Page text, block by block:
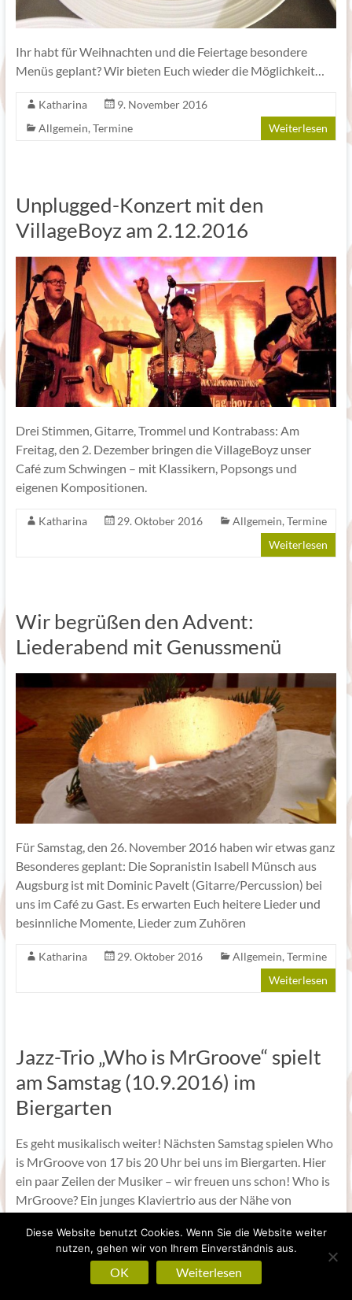
Ihr habt für Weihnachten und die Feiertage besondere
Menüs geplant? Wir bieten Euch wieder die Möglichkeit…
Katharina
9. November 2016
Allgemein, Termine Weiterlesen
Unplugged-Konzert mit den
VillageBoyz am 2.12.2016
Drei Stimmen, Gitarre, Trommel und Kontrabass: Am
Freitag, den 2. Dezember bringen die VillageBoyz unser
Café zum Schwingen – mit Klassikern, Popsongs und
eigenen Kompositionen.
Katharina 29. Oktober 2016 Allgemein, Termine
Weiterlesen
Wir begrüßen den Advent:
Liederabend mit Genussmenü
Für Samstag, den 26. November 2016 haben wir etwas ganz
Besonderes geplant: Die Sopranistin Isabell Münsch aus
Augsburg ist mit Dominic Pavelt (Gitarre/Percussion) bei
uns im Café zu Gast. Es erwarten Euch heitere Lieder und
besinnliche Momente, Lieder zum Zuhören
Katharina 29. Oktober 2016 Allgemein, Termine
Weiterlesen
Jazz-Trio „Who is MrGroove“ spielt
am Samstag (10.9.2016) im
Biergarten
Es geht musikalisch weiter! Nächsten Samstag spielen Who
is MrGroove von 17 bis 20 Uhr bei uns im Biergarten. Hier
ein paar Zeilen der Musiker – wir freuen uns schon! Who is
MrGroove? Ein junges Klaviertrio aus der Nähe von
Katharina
7. September 2016
Termine
Diese Website benutzt Cookies. Wenn Sie die Website weiter
nutzen, gehen wir von Ihrem Einverständnis aus.
OK Weiterlesen